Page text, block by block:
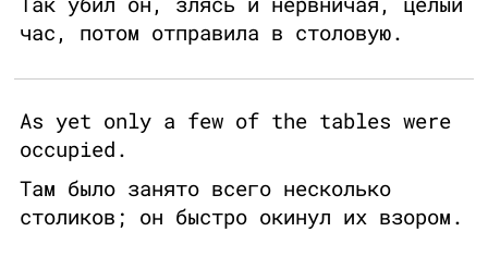
час, потом отправила в столовую.
As yet only a few of the tables were
occupied.
Там было занято всего несколько
столиков; он быстро окинул их взором.